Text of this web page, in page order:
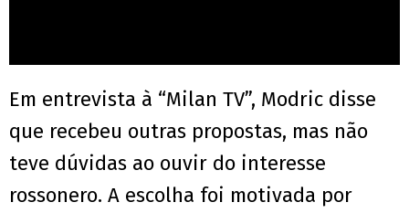
Em entrevista à “Milan TV”, Modric disse
que recebeu outras propostas, mas não
teve dúvidas ao ouvir do interesse
rossonero. A escolha foi motivada por